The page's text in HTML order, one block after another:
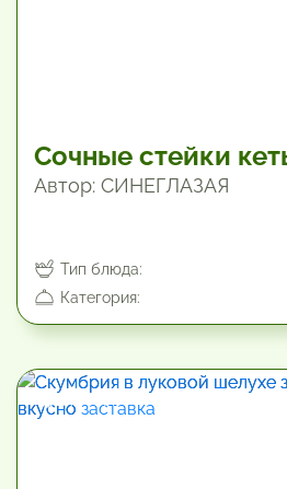
Сочные стейки
Автор: СИНЕГЛАЗАЯ
Тип блюда:
Категория: